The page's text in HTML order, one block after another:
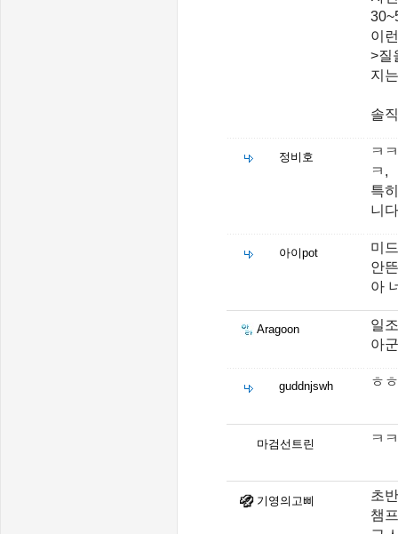
이
>질
지
솔
정비호
ㅋ
ㅋ,
특
니
아이pot
미
안
아
Aragoon
일
아
guddnjswh ㅎ
마검선트린 ㅋ
기영의고삐
초
챔